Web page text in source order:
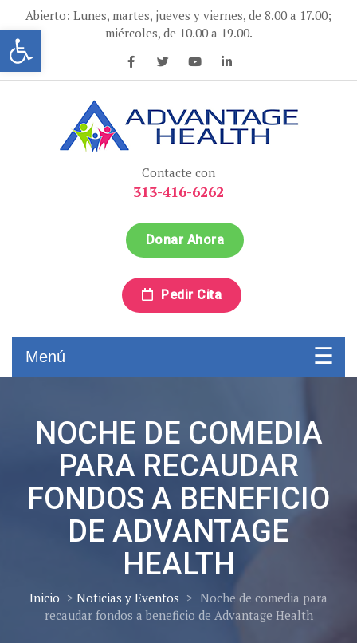
Abrir la barra de herramientas
contenido
Abierto: Lunes, martes, jueves y viernes, de 8.00 a 17.00;
miércoles, de 10.00 a 19.00.
Contacte con
313-416-6262
Donar Ahora
Pedir Cita
Menú
NOCHE DE COMEDIA
PARA RECAUDAR
FONDOS A BENEFICIO
DE ADVANTAGE
HEALTH
Inicio > Noticias y Eventos > Noche de comedia para
recaudar fondos a beneficio de Advantage Health